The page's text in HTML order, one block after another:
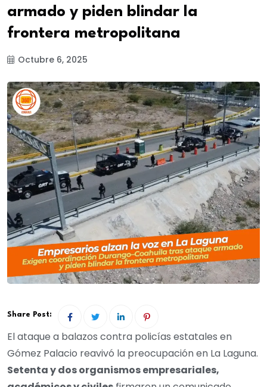
armado y piden blindar la
frontera metropolitana
Octubre 6, 2025
Share Post:
El ataque a balazos contra policías estatales en
Gómez Palacio reavivó la preocupación en La Laguna.
Setenta y dos organismos empresariales,